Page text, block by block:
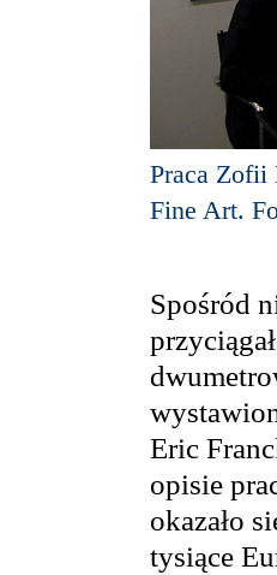
Praca
Fine Art.
Spośród
Eric
opisie
okazało
tysiące